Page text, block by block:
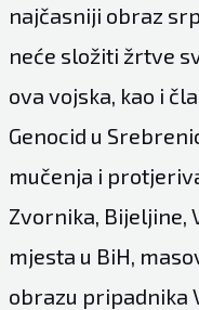
najčasniji obraz
neće složiti žrtve
ova vojska, kao i
Genocid u
mučenja i
Zvornika, Bijeljine,
mjesta u BiH,
obrazu pripadnika